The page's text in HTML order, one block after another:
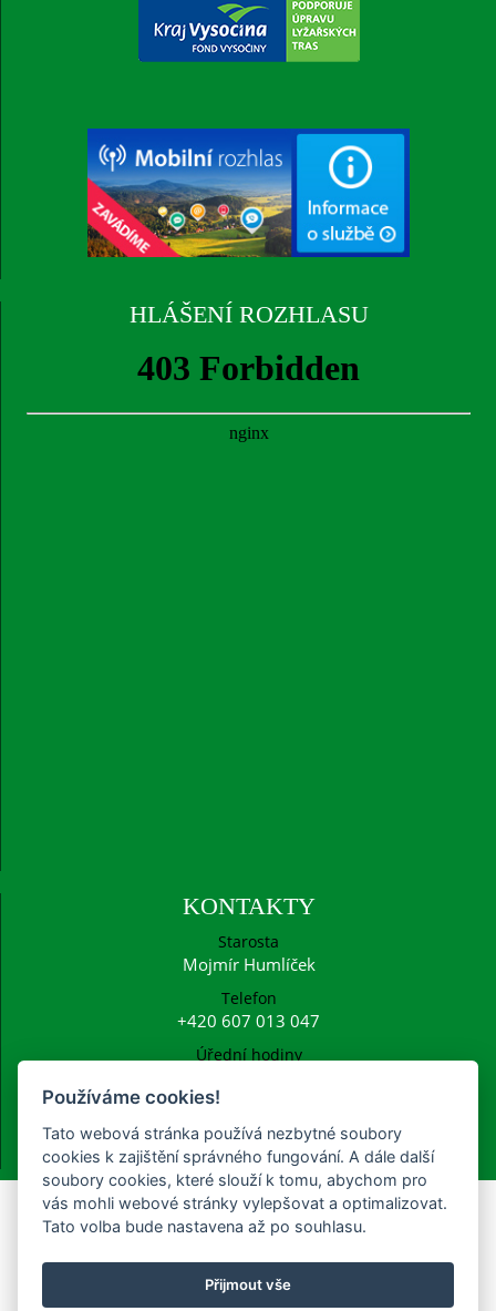
HLÁŠENÍ ROZHLASU
KONTAKTY
Starosta
Mojmír Humlíček
Telefon
+420 607 013 047
Úřední hodiny
ucetni@frysava.cz
starosta@frysava.cz
Poplatky na rok 2022
Používáme cookies!
Tato webová stránka používá nezbytné soubory
cookies k zajištění správného fungování. A dále další
soubory cookies, které slouží k tomu, abychom pro
vás mohli webové stránky vylepšovat a optimalizovat.
Tato volba bude nastavena až po souhlasu.
Přijmout vše